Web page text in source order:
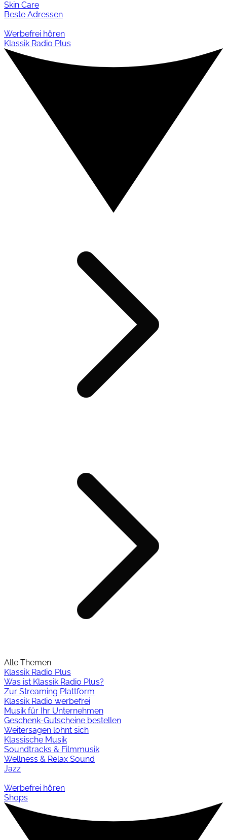
Skin Care
Beste Adressen
Werbefrei hören
Klassik Radio Plus
Alle Themen
Klassik Radio Plus
Was ist Klassik Radio Plus?
Zur Streaming Plattform
Klassik Radio werbefrei
Musik für Ihr Unternehmen
Geschenk-Gutscheine bestellen
Weitersagen lohnt sich
Klassische Musik
Soundtracks & Filmmusik
Wellness & Relax Sound
Jazz
Werbefrei hören
Shops